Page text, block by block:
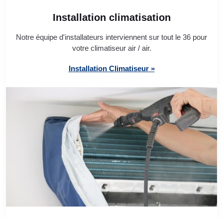
Installation climatisation
Notre équipe d'installateurs interviennent sur tout le 36 pour
votre climatiseur air / air.
Installation Climatiseur »